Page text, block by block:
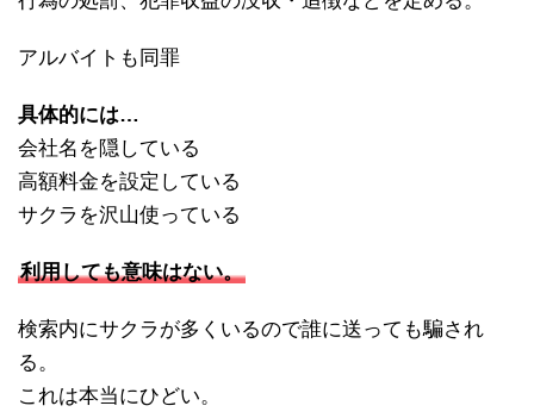
アルバイトも同罪
具体的には…
会社名を隠している
高額料金を設定している
サクラを沢山使っている
利用しても意味はない。
検索内にサクラが多くいるので誰に送っても騙され
る。
これは本当にひどい。